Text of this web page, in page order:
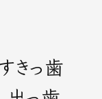
きっ歯